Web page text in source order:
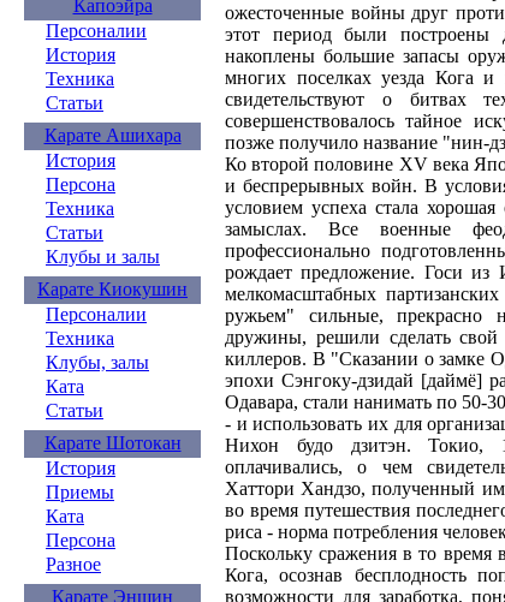
Капоэйра
Персоналии
История
Техника
Статьи
Карате Ашихара
История
Персона
Техника
Статьи
Клубы и залы
Карате Киокушин
Персоналии
Техника
Клубы, залы
Ката
Статьи
Карате Шотокан
История
Приемы
Ката
Персона
Разное
Карате Эншин
ожесточенные войны друг
этот период были построены
накоплены большие запасы
многих поселках уезда Кога и
свидетельствуют о битвах
совершенствовалось тайное
позже получило название "нин-
Ко второй половине XV века
и беспрерывных войн. В
условием успеха стала
замыслах. Все военные
профессионально
рождает предложение. Госи
мелкомасштабных
ружьем" сильные, прекрасно
дружины, решили сделать
киллеров. В "Сказании о замке
эпохи Сэнгоку-дзидай [даймё]
Одавара, стали нанимать по
- и использовать их для
Нихон будо дзитэн. Токио,
оплачивались, о чем
Хаттори Хандзо, полученный им
во время путешествия
риса - норма потребления
Поскольку сражения в то время
Кога, осознав бесплодность
возможности для заработка,